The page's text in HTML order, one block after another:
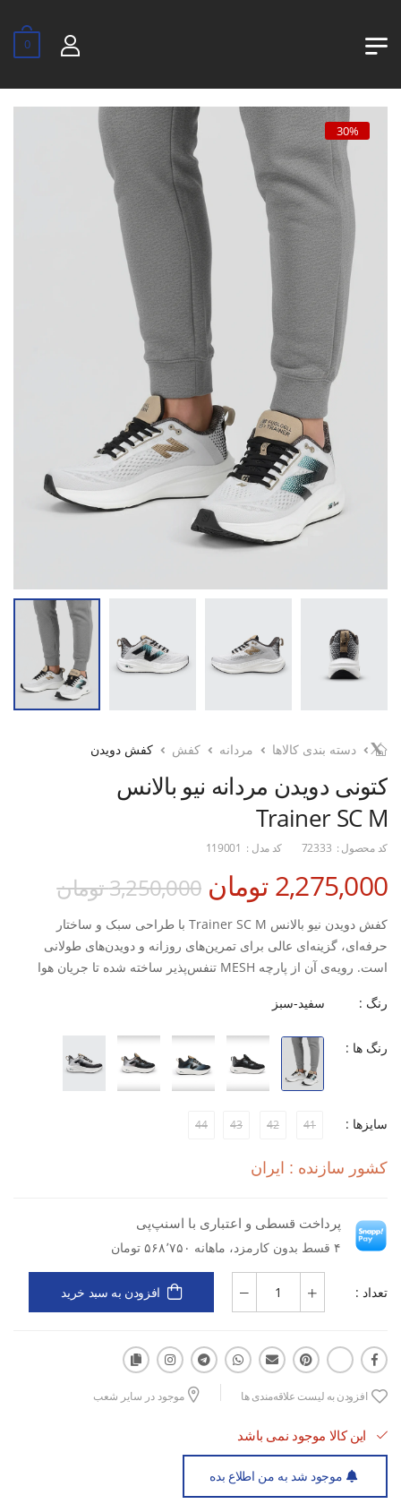
0
30%
دسته بندی کالاها مردانه کفش کفش دویدن
کتونی دویدن مردانه نیو بالانس
Trainer SC M
کد محصول : 72333 کد مدل : 119001
2,275,000 تومان 3,250,000 تومان
کفش دویدن نیو بالانس Trainer SC M با طراحی سبک و ساختار
حرفه‌ای، گزینه‌ای عالی برای تمرین‌های روزانه و دویدن‌های طولانی
است. رویه‌ی آن از پارچه MESH تنفس‌پذیر ساخته شده تا جریان هوا
زیره‌ی مقاوم از ترکیب EVA و Rubber طراحی شده تا هم ضربه‌گیر
باشد و هم چسبندگی فوق‌العاده‌ای روی سطوح مختلف ایجاد کند. قالب
استاندارد و طراحی ارگونومیک این مدل، تعادل و راحتی را در هر گام به
همراه دارد و برای باشگاه یا فضای باز کاملاً مناسب است.
ویژگی‌ها:
رویه از پارچه MESH سبک و تنفس‌پذیر
زیره‌ی EVA+Rubber با جذب شوک و دوام بالا
طراحی ارگونومیک و قالب استاندارد برای راحتی بیشتر
مناسب برای تمرین، پیاده‌روی و دویدن طولانی
سبک، انعطاف‌پذیر و ضدلغزش
رنگ : سفید-سبز
رنگ ها :
سایزها : 41
42
43
44
کشور سازنده : ایران
پرداخت قسطی و اعتباری با اسنپ‌پی
۴ قسط بدون کارمزد، ماهانه ۵۶۸٬۷۵۰ تومان
تعداد : افزودن به سبد خرید
افزودن به لیست علاقه‌مندی ها موجود در سایر شعب
این کالا موجود نمی باشد
موجود شد به من اطلاع بده